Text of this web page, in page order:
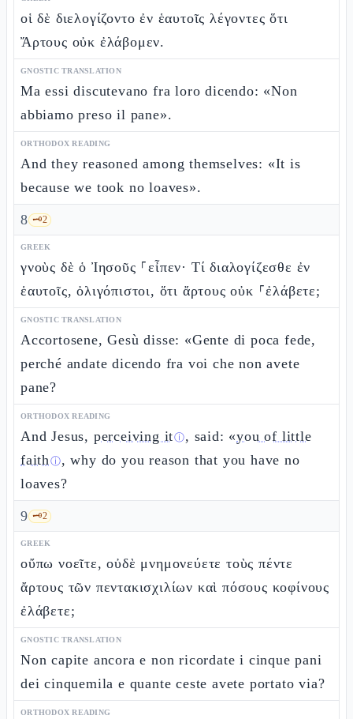
οἱ δὲ διελογίζοντο ἐν ἑαυτοῖς λέγοντες ὅτι
Ἄρτους οὐκ ἐλάβομεν.
GNOSTIC TRANSLATION
Ma essi discutevano fra loro dicendo: «Non
abbiamo preso il pane».
ORTHODOX READING
And they reasoned among themselves: «It is
because we took no loaves».
8 🗝️2
GREEK
γνοὺς δὲ ὁ Ἰησοῦς ⸀εἶπεν· Τί διαλογίζεσθε ἐν
ἑαυτοῖς, ὀλιγόπιστοι, ὅτι ἄρτους οὐκ ⸀ἐλάβετε;
GNOSTIC TRANSLATION
Accortosene, Gesù disse: «Gente di poca fede,
perché andate dicendo fra voi che non avete
pane?
ORTHODOX READING
And Jesus, perceiving itⓘ, said: «you of little
faithⓘ, why do you reason that you have no
loaves?
9 🗝️2
GREEK
οὔπω νοεῖτε, οὐδὲ μνημονεύετε τοὺς πέντε
ἄρτους τῶν πεντακισχιλίων καὶ πόσους κοφίνους
ἐλάβετε;
GNOSTIC TRANSLATION
Non capite ancora e non ricordate i cinque pani
dei cinquemila e quante ceste avete portato via?
ORTHODOX READING